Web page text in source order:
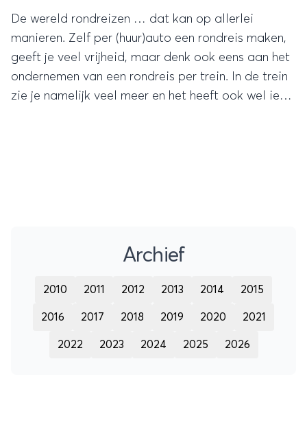
De wereld rondreizen … dat kan op allerlei
manieren. Zelf per (huur)auto een rondreis maken,
geeft je veel vrijheid, maar denk ook eens aan het
ondernemen van een rondreis per trein. In de trein
zie je namelijk veel meer en het heeft ook wel iets
Archief
2010 2011 2012 2013 2014 2015
2016 2017 2018 2019 2020 2021
2022 2023 2024 2025 2026